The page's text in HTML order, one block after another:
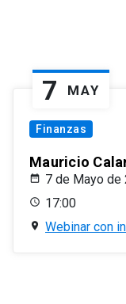
7 MAY
Finanzas
Mauricio
7 de Mayo de
17:00
Webinar con